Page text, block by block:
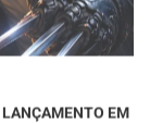
EM
NO PS5